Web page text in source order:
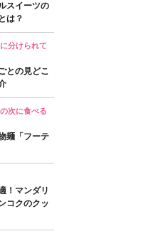
スイーツの
は？
分けられて
との見どこ
次に食べる
麺「フーテ
！マンダリ
コクのクッ